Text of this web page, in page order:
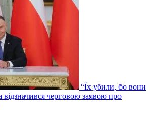
“Їх убили, бо вони
черговою заявою про